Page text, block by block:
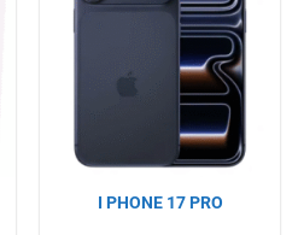
I PHONE 17 PRO